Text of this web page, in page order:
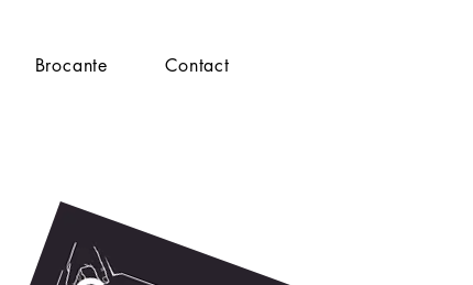
Brocante Contact